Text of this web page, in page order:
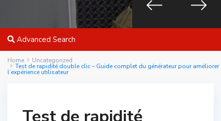
Advanced Search
Home Uncategorized
Test de rapidité double clic – Guide complet du générateur pour améliorer
l’expérience utilisateur